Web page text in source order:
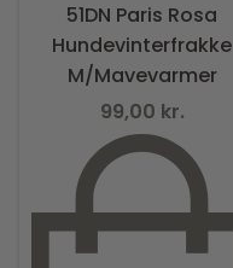
51DN Paris Rosa
Hundevinterfrakke
M/Mavevarmer
99,00 kr.